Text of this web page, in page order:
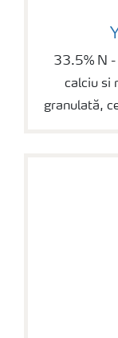
33.5% N -
calciu si
granulată,